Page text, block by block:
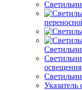
освещения
Указатель